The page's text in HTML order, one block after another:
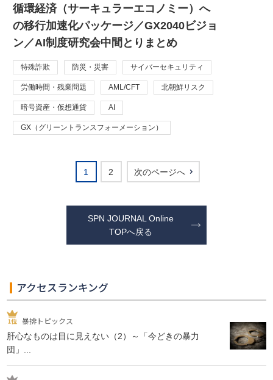
循環経済（サーキュラーエコノミー）へ
の移行加速化パッケージ／GX2040ビジョ
ン／AI制度研究会中間とりまとめ
特殊詐欺 防災・災害 サイバーセキュリティ
労働時間・残業問題 AML/CFT 北朝鮮リスク
暗号資産・仮想通貨 AI
GX（グリーントランスフォーメーション）
1 2 次のページへ
SPN JOURNAL Online
TOPへ戻る
アクセスランキング
暴排トピックス
肝心なものは目に見えない（2）～「今どきの暴力
団」...